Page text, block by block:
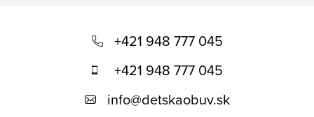
+421 948 777 045
+421 948 777 045
info@detskaobuv.sk